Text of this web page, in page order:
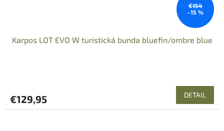
€154
–15 %
Karpos LOT EVO W turistická bunda bluefin/ombre blue
€129,95 DETAIL